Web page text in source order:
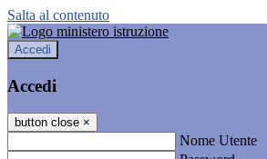
Salta al contenuto
Accedi
Accedi
button close ×
Nome Utente